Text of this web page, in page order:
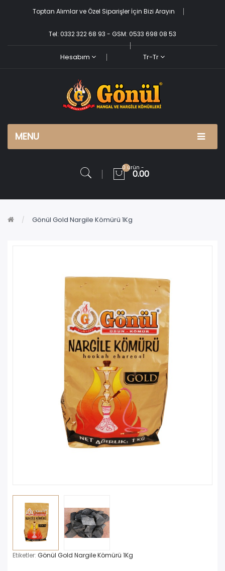
Toptan Alımlar ve Özel Siparişler İçin Bizi Arayın
Tel: 0332 322 68 93 - GSM: 0533 698 08 53
Hesabım Tr-Tr
MENU
0 ürün -
0.00
Gönül Gold Nargile Kömürü 1Kg
Etiketler: Gönül Gold Nargile Kömürü 1Kg